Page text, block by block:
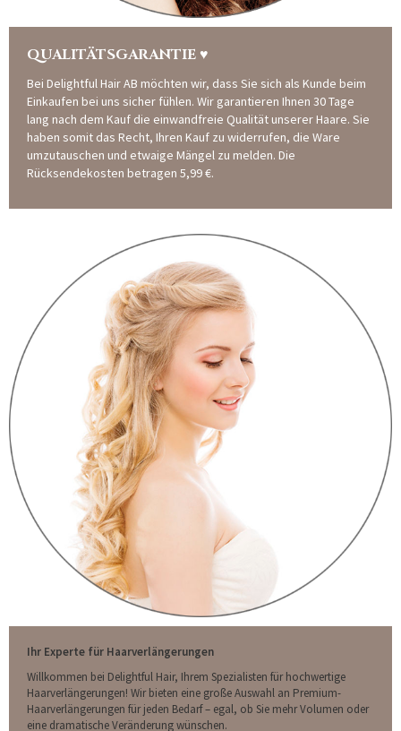
QUALITÄTSGARANTIE ♥
Bei Delightful Hair AB möchten wir, dass Sie sich als Kunde beim
Einkaufen bei uns sicher fühlen. Wir garantieren Ihnen 30 Tage
lang nach dem Kauf die einwandfreie Qualität unserer Haare. Sie
haben somit das Recht, Ihren Kauf zu widerrufen, die Ware
umzutauschen und etwaige Mängel zu melden. Die
Rücksendekosten betragen 5,99 €.
Ihr Experte für Haarverlängerungen
Willkommen bei Delightful Hair, Ihrem Spezialisten für hochwertige
Haarverlängerungen! Wir bieten eine große Auswahl an Premium-
Haarverlängerungen für jeden Bedarf – egal, ob Sie mehr Volumen oder
eine dramatische Veränderung wünschen.